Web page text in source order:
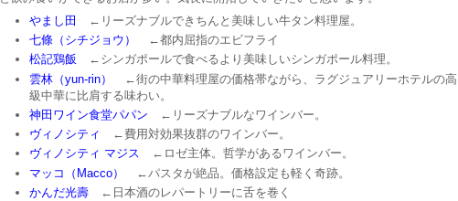
やまし田
←リーズナブルできちんと美味しい牛タン料理屋。
七條（シチジョウ）
←都内屈指のエビフライ
松記鶏飯 ←シンガポールで食べるより美味しいシンガポール料理。
雲林（yun-rin）
←街の中華料理屋の価格帯ながら、ラグジュアリーホテルの高
級中華に比肩する味わい。
神田ワイン食堂パパン ←リーズナブルなワインバー。
ヴィノシティ
←費用対効果抜群のワインバー。
ヴィノシティ マジス ←ロゼ主体。哲学があるワインバー。
マッコ（Macco）
←パスタが絶品。価格設定も軽く奇跡。
かんだ光壽 ←日本酒のレパートリーに舌を巻く